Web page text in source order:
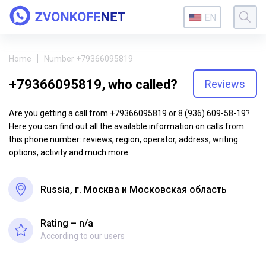
EN
Home Number +79366095819
+79366095819, who called? Reviews
Are you getting a call from +79366095819 or 8 (936) 609-58-19?
Here you can find out all the available information on calls from
this phone number: reviews, region, operator, address, writing
options, activity and much more.
Russia, г. Москва и Московская область
Rating – n/a
According to our users